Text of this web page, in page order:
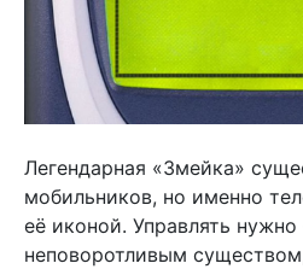
Легендарная «Змейка»
мобильников, но именно
её иконой. Управлять
неповоротливым